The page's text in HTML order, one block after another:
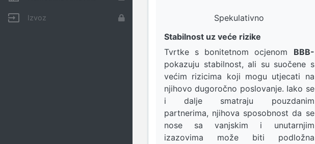
Izvoz
Spekulativno
Stabilnost uz veće rizike
Tvrtke s bonitetnom ocjenom BBB-
pokazuju stabilnost, ali su suočene s
većim rizicima koji mogu utjecati na
njihovo dugoročno poslovanje. Iako se
i dalje smatraju pouzdanim
partnerima, njihova sposobnost da se
nose sa vanjskim i unutarnjim
izazovima može biti podložna